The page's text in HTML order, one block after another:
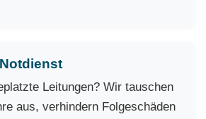
Leitungen? Wir tauschen
aus, verhindern Folgeschäden